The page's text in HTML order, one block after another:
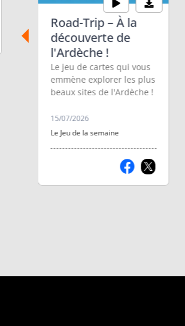
Road-Trip – À la
découverte de
l'Ardèche !
Le jeu de cartes qui vous
emmène explorer les plus
beaux sites de l'Ardèche !
15/07/2026
Le Jeu de la semaine